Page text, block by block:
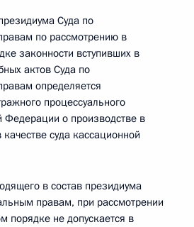
Суда по
по рассмотрению в
законности вступивших в
актов Суда по
определяется
процессуального
Федерации о производстве в
суда кассационной
в состав президиума
правам, при рассмотрении
порядке не допускается в